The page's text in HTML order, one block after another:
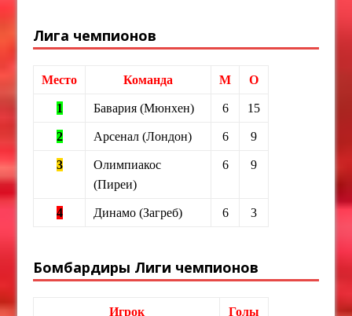
Лига чемпионов
Место Команда М О
1 Бавария (Мюнхен) 6 15
2 Арсенал (Лондон) 6 9
3
Олимпиакос
(Пиреи)
6 9
4 Динамо (Загреб) 6 3
Бомбардиры Лиги чемпионов
Игрок Голы